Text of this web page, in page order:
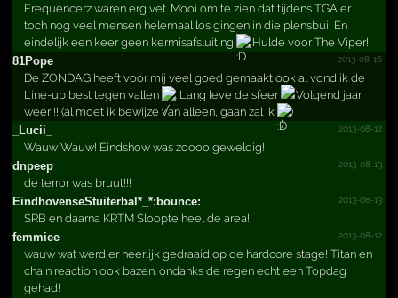
Frequencerz waren erg vet. Mooi om te zien dat tijdens TGA er
toch nog veel mensen helemaal los gingen in die plensbui! En
eindelijk een keer geen kermisafsluiting
Hulde voor The Viper!
81Pope
2013-08-16
De ZONDAG heeft voor mij veel goed gemaakt ook al vond ik de
Line-up best tegen vallen
. Lang leve de sfeer
. Volgend jaar
weer !! (al moet ik bewijze van alleen, gaan zal ik
)
_Lucii_
2013-08-12
Wauw Wauw! Eindshow was zoooo geweldig!
dnpeep
2013-08-13
de terror was bruut!!!
Eindho­venseS­tuiter­bal*_*­:bounce:
2013-08-13
SRB en daarna KRTM Sloopte heel de area!!
femmiee
2013-08-12
wauw wat werd er heerlijk gedraaid op de hardcore stage! Titan en
chain reaction ook bazen. ondanks de regen echt een Topdag
gehad!